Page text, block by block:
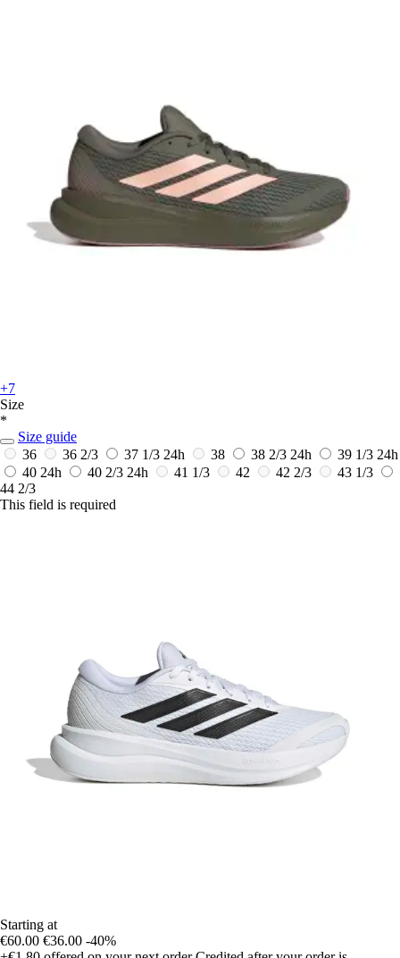
+7
Size
*
Size guide
36
36 2/3 37 1/3 24h 38 38 2/3 24h 39 1/3 24h
40 24h 40 2/3 24h 41 1/3 42 42 2/3
43 1/3
44 2/3
This field is required
Starting at
€60.00 €36.00 -40%